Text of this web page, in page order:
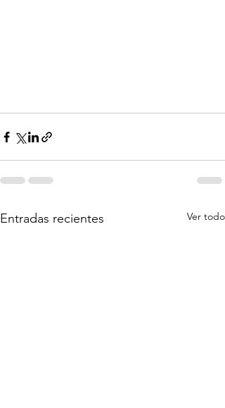
Entradas recientes Ver todo